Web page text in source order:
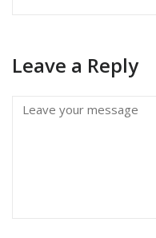
Leave a Reply